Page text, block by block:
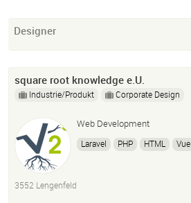
Designer
square root knowledge e.U.
Industrie/Produkt Corporate Design
Web Development
Laravel PHP HTML Vue
3552 Lengenfeld